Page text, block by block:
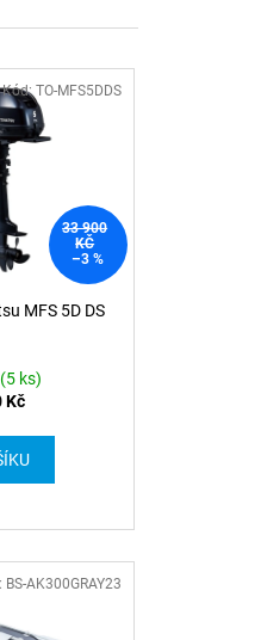
33 900
KČ
–3 %
MFS 5D DS
ks)
Kč
Kód: TO-MFS5DDS
BS-AK300GRAY23